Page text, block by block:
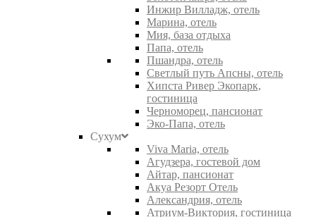
Инжир Вилладж, отель
Марина, отель
Мия, база отдыха
Папа, отель
Пшандра, отель
Светлый путь Апсны, отель
Хипста Ривер Экопарк,
гостиница
Черноморец, пансионат
Эко-Папа, отель
Сухум
Viva Maria, отель
Агудзера, гостевой дом
Айтар, пансионат
Акуа Резорт Отель
Александрия, отель
Атриум-Виктория, гостиница